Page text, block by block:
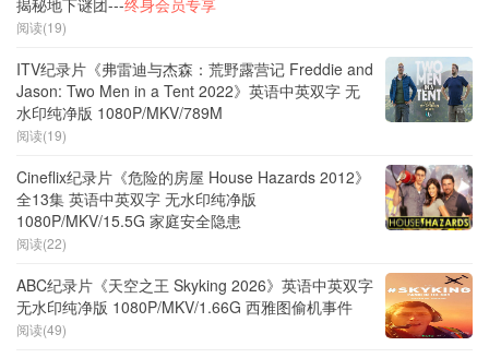
阅读(19)
ITV纪录片《弗雷迪与杰森：荒野露营记 Freddie and
Jason: Two Men in a Tent 2022》英语中英双字 无
水印纯净版 1080P/MKV/789M
阅读(19)
Cineflix纪录片《危险的房屋 House Hazards 2012》
全13集 英语中英双字 无水印纯净版
1080P/MKV/15.5G 家庭安全隐患
阅读(22)
ABC纪录片《天空之王 Skyking 2026》英语中英双字
无水印纯净版 1080P/MKV/1.66G 西雅图偷机事件
阅读(49)